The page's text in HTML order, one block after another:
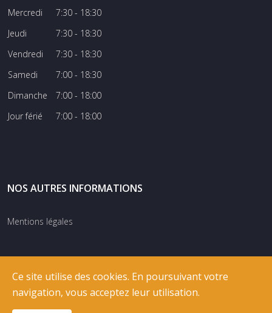
Mercredi
Jeudi
Vendredi
Samedi
Dimanche
Jour férié
7:30 - 18:30
7:30 - 18:30
7:30 - 18:30
7:00 - 18:30
7:00 - 18:00
7:00 - 18:00
NOS AUTRES INFORMATIONS
Mentions légales
Ce site utilise des cookies. En poursuivant votre
navigation, vous acceptez leur utilisation.